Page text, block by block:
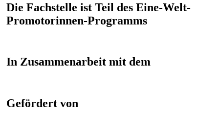
Die Fachstelle ist Teil des Eine-Welt-
Promotorinnen-Programms
In Zusammenarbeit mit dem
Gefördert von